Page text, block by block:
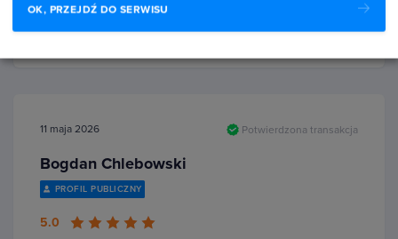
11 maja 2026 Potwierdzona transakcja
Bogdan Chlebowski
PROFIL PUBLICZNY
5.0
OK, PRZEJDŹ DO SERWISU